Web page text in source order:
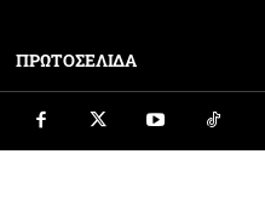
ΠΡΩΤΟΣΕΛΙΔΑ